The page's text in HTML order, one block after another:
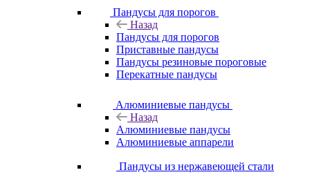
Пандусы для порогов
Назад
Пандусы для порогов
Приставные пандусы
Пандусы резиновые пороговые
Перекатные пандусы
Алюминиевые пандусы
Назад
Алюминиевые пандусы
Алюминиевые аппарели
Пандусы из нержавеющей стали